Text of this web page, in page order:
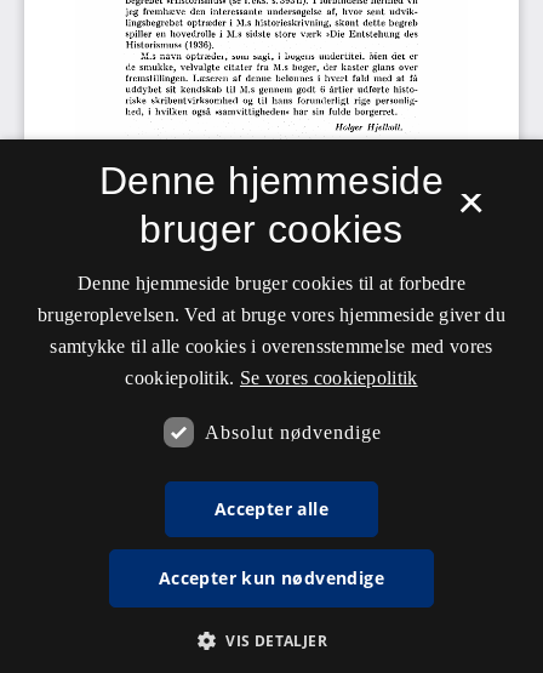
×
Denne hjemmeside
bruger cookies
Denne hjemmeside bruger cookies til at forbedre
brugeroplevelsen. Ved at bruge vores hjemmeside giver du
samtykke til alle cookies i overensstemmelse med vores
cookiepolitik. Se vores cookiepolitik
Absolut nødvendige
Accepter alle
Accepter kun nødvendige
VIS DETALJER